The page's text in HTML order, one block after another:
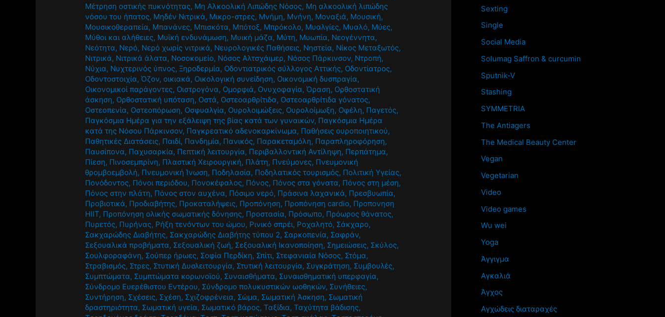
Μέτρηση οστικής πυκνότητας, Μη Αλκοολική Λιπώδης Νόσος, Μη αλκοολική λιπώδης
νόσου του ήπατος, Μηδέν Νιτρικά, Μικρο-στρες, Μνήμη, Μνήνη, Μοναξιά, Μουσική,
Μουσικοθεραπεία, Μπανάνες, Μπισκότα, Μπότοξ, Μπρόκολο, Μυαλγίες, Μυαλό, Μύες,
Μύθοι και αλήθειες, Μυϊκή ενδυνάμωση, Μυική μάζα, Μύτη, Μυωπία, Νεογέννητα,
Νεότητα, Νερό, Νερό χωρίς νιτρικά, Νευρολογικές Παθήσεις, Νηστεία, Νίκος Μεταξωτός,
Νιτρικά, Νιτρικά άλατα, Νοσοκομείο, Νόσος Αλτσχάιμερ, Νόσος Πάρκινσον, Ντροπή,
Νύχια, Νυχτερινός ύπνος,Ξηροδερμία, Οδοντιατρικός σύλλογος Αττικής, Οδοντίατρος,
Οδοντοστοιχία,Όζον,οικιακά, Οικολογική συνείδηση, Οικονομική δυσπραγία,
Οικονομικοί παράγοντες, Οιστρογόνα, Ομορφιά, Ονυχοφαγία,Όραση, Ορθοστατική
άσκηση, Ορθοστατική υπόταση, Οστά, Οστεοαρθρίτιδα, Οστεοαρθρίτιδα γόνατος,
Οστεοπενία, Οστεοπόρωση, Οσφυαλγία, Ουρολοιμώξεις, Ουρολοίμωξη, Οφέλη, Παγετός,
Παγκόσμια Ημέρα για την εξάλειψη της βίας κατά των γυναικών, Παγκόσμια Ημέρα
κατά της Νόσου Πάρκινσον, Παγκρεατικό αδενοκαρκίνωμα, Παθήσεις ουροποιητικού,
Παθητικές Διατάσεις, Παιδί, Πανδημία, Πανικός, Παρακεταμόλη, Παραπληροφόρηση,
Παυσίπονα, Παχυσαρκία, Πεπτική λειτουργία, Περιβαλλοντική Αντίληψη, Περπάτημα,
Πίεση, Πινοσεμπρίνη, Πλαστική Χειρουργική, Πλάτη, Πνεύμονες, Πνευμονική
θρομβοεμβολή, Πνευμονική Ίνωση, Ποδηλασία, Ποδηλατικός τουρισμός, Πολιτική Υγείας,
Πονόδοντος, Πόνοι περιόδου, Πονοκέφαλος, Πόνος, Πόνος στα γόνατα, Πόνος στη μέση,
Πόνος στην πλάτη, Πόνος στον αυχένα, Πόσιμο νερό, Πράσινα λαχανικά, Πρεσβυωπία,
Προβιοτικά, Προδιαβήτης, Προκαταλήψεις, Προπόνηση, Προπόνηση cardio, Προπονηση
HIIT, Προπόνηση ολικής σωματικής δόνησης, Προστασία, Πρόσωπο, Πρόωρος θάνατος,
Πυρετός, Πυρήνας, Ρήξη τενόντων του ώμου, Ρινικό σπρέι, Ροχαλητό, Σάκχαρο,
Σακχαρώδης Διαβήτης, Σακχαρώδης Διαβήτης τύπου 2, Σαρκοπενία, Σαφράν,
Σεξουαλικά προβήματα, Σεξουαλική ζωή, Σεξουαλική Ικανοποίηση, Σημειώσεις, Σκύλος,
Σουλφοραφάνη, Σούπερ ήρωες, Σοφία Περδίκη, Σπίτι, Στεφανιαία Νόσος, Στόμα,
Στραβισμός, Στρες, Στυτική Δυσλειτουργία, Στυτική λειτουργία, Συγκράτηση, Συμβουλές,
Συμπτώματα, Συμπτώματα κορωνοϊού, Συναισθήματα, Συναισθηματική υπερφαγία,
Σύνδρομο Ευερέθιστου Εντέρου, Σύνδρομο πολυκυστικών ωοθηκών, Συνήθειες,
Συντήρηση, Σχέσεις, Σχέση, Σχιζοφρένεια, Σώμα, Σωματική Άσκηση, Σωματική
δραστηριότητα, Σωματική υγεία, Σωματικό βάρος,Ταξίδια,Ταχύτητα βάδισης,
Sexting
Single
Social Media
Solumag Saffron & curcumin
Sputnik-V
Stashing
SYMMETRIA
The Antiagers
The Medical Beauty Center
Vegan
Vegetarian
Video
Video games
Wu wei
Yoga
Άγγιγμα
Αγκαλιά
Άγχος
Αγχώδεις διαταραχές